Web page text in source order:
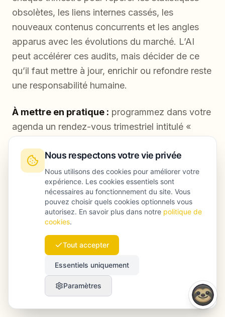
obsolètes, les liens internes cassés, les
nouveaux contenus concurrents et les angles
apparus avec les évolutions du marché. L’AI
peut accélérer ces audits, mais décider de ce
qu’il faut mettre à jour, enrichir ou refondre reste
une responsabilité humaine.
À mettre en pratique : programmez dans votre
agenda un rendez-vous trimestriel intitulé «
cluster, examinez les trois articles qui génèrent
le moins de trafic organique. Déterminez ensuite
s’ils nécessitent une mise à jour, un
renforcement du maillage interne, une
introduction plus convaincante ou une réécriture
plus ciblée.
Nous respectons votre vie privée
Nous utilisons des cookies pour améliorer votre
expérience. Les cookies essentiels sont
nécessaires au fonctionnement du site. Vous
pouvez choisir quels cookies optionnels vous
autorisez. En savoir plus dans notre politique de
cookies.
Tout accepter
Essentiels uniquement
Paramètres